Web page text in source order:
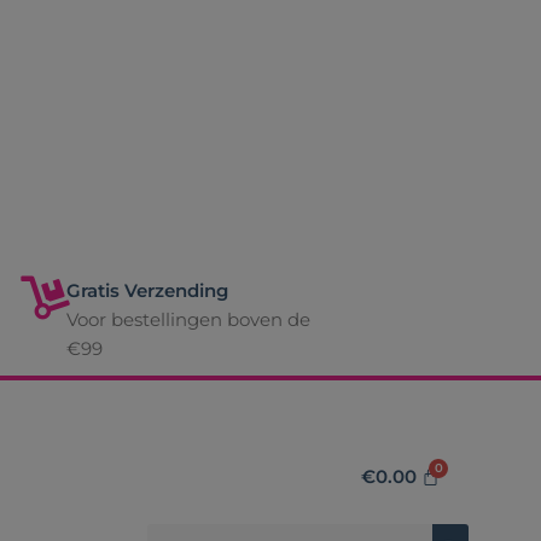
Gratis Verzending
Voor bestellingen boven de
€99
€0.00